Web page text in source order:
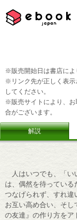
※販売開始日は書店によ
※リンク先が正しく表示
してください。
※販売サイトにより、お
合がございます。
解説
人はいつでも、「い
は、偶然を待ってい
つなげられず、すれ
お互い高め合い、そし
の友達』の作り方をア